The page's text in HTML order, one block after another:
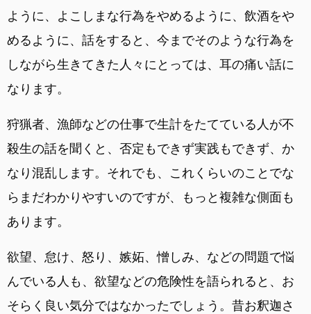
ように、よこしまな行為をやめるように、飲酒をや
めるように、話をすると、今までそのような行為を
しながら生きてきた人々にとっては、耳の痛い話に
なります。
狩猟者、漁師などの仕事で生計をたてている人が不
殺生の話を聞くと、否定もできず実践もできず、か
なり混乱します。それでも、これくらいのことでな
らまだわかりやすいのですが、もっと複雑な側面も
あります。
欲望、怠け、怒り、嫉妬、憎しみ、などの問題で悩
んでいる人も、欲望などの危険性を語られると、お
そらく良い気分ではなかったでしょう。昔お釈迦さ